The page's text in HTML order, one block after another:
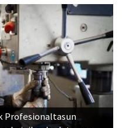
Profesionaltasun